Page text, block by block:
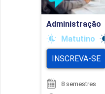
Administração
Matutino
INSCREVA-SE
8 semestres